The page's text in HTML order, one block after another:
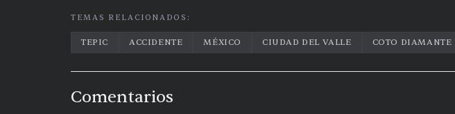
TEMAS RELACIONADOS:
TEPIC ACCIDENTE MÉXICO CIUDAD DEL VALLE COTO DIAMANTE
Comentarios